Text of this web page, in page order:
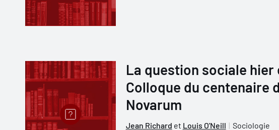
La question sociale hier
Colloque du centenaire
Novarum
Jean Richard et Louis O'Neill Sociologie